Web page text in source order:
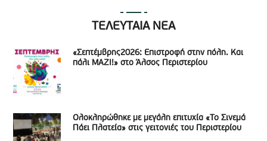
ΤΕΛΕΥΤΑΙΑ ΝΕΑ
«Σεπτέμβρης2026: Επιστροφή στην πόλη. Και
πάλι ΜΑΖΙ!» στο Άλσος Περιστερίου
Ολοκληρώθηκε με μεγάλη επιτυχία «Το Σινεμά
Πάει Πλατεία» στις γειτονιές του Περιστερίου